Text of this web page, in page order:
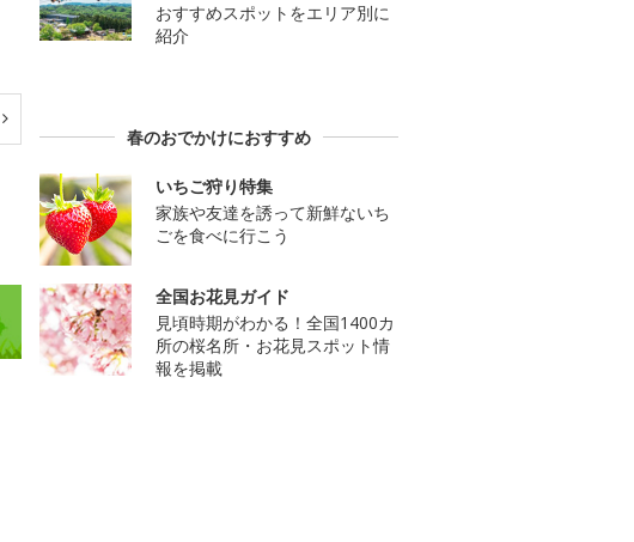
おすすめスポットをエリア別に
紹介
春のおでかけにおすすめ
いちご狩り特集
家族や友達を誘って新鮮ないち
ごを食べに行こう
全国お花見ガイド
見頃時期がわかる！全国1400カ
所の桜名所・お花見スポット情
報を掲載